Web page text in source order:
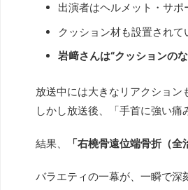
出演者はヘルメット・サポ
クッション材も設置されて
岩﨑さんは“クッションの
放送中には大きなリアクション
しかし放送後、「手首に強い痛
結果、 「右橈骨遠位端骨折（全
バラエティの一幕が、一瞬で深